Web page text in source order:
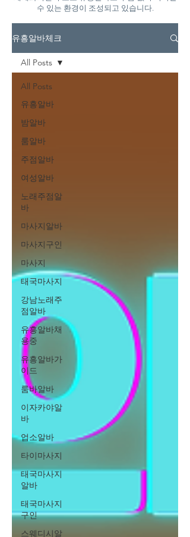
수 있는 환경이 조성되고 있습니다.
유흥알바체크
All Posts
유흥알바
밤알바
룸알바
주점알바
여성알바
노래주점알
바
마사지알바
마사지구인
마사지
태국마사지
강남노래주
점알바
유흥알바채
용중
유흥알바가
이드
룸바알바
이자카야알
바
업소알바
타이마사지
태국마사지
알바
태국마사지
구인
스웨디시알
All Posts